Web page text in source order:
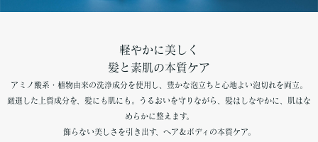
軽やかに美しく
髪と素肌の本質ケア
アミノ酸系・植物由来の洗浄成分を使用し、豊かな泡立ちと心地よい泡切れを両立。
厳選した上質成分を、髪にも肌にも。うるおいを守りながら、髪はしなやかに、肌はな
めらかに整えます。
飾らない美しさを引き出す、ヘア＆ボディの本質ケア。